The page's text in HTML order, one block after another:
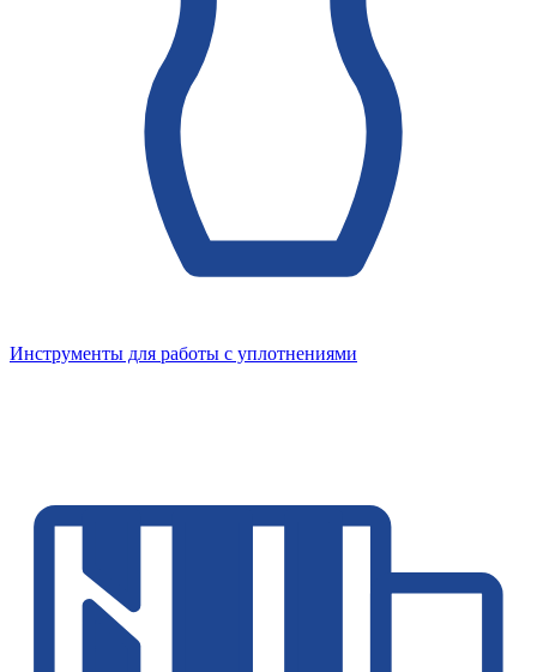
Инструменты для работы с уплотнениями